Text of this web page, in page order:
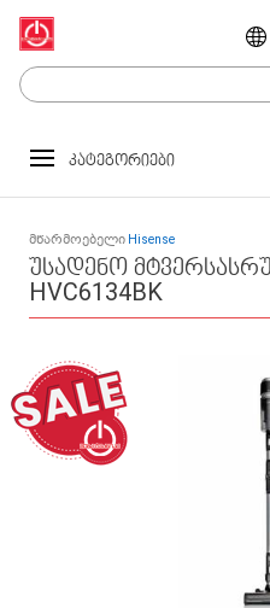
კატეგორიები
მწარმოებელი Hisense
უსადენო
HVC6134BK